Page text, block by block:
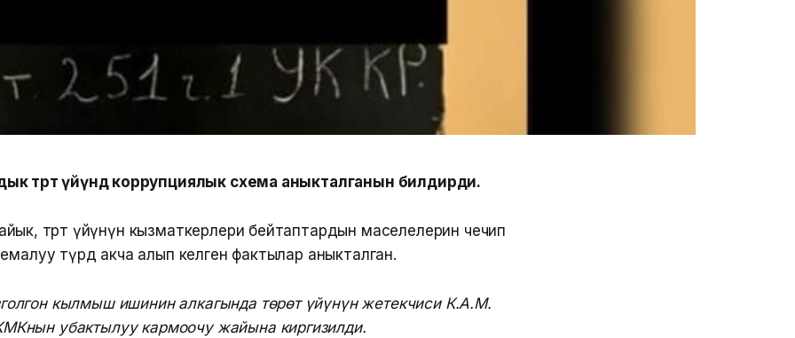
төрөт үйүндө коррупциялык схема аныкталганын билдирди.
төрөт үйүнүн кызматкерлери бейтаптардын маселелерин чечип
түрдө акча алып келген фактылар аныкталган.
кылмыш ишинин алкагында төрөт үйүнүн жетекчиси К.А.М.
убактылуу кармоочу жайына киргизилди.